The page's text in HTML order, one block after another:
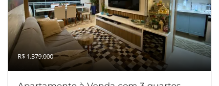
R$ 1.379.000